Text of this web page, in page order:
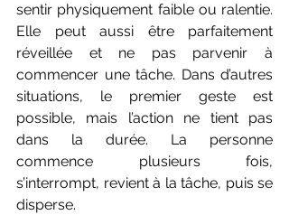
sentir physiquement faible ou ralentie.
Elle peut aussi être parfaitement
réveillée et ne pas parvenir à
commencer une tâche. Dans d’autres
situations, le premier geste est
possible, mais l’action ne tient pas
dans la durée. La personne
commence plusieurs fois,
s’interrompt, revient à la tâche, puis se
disperse.